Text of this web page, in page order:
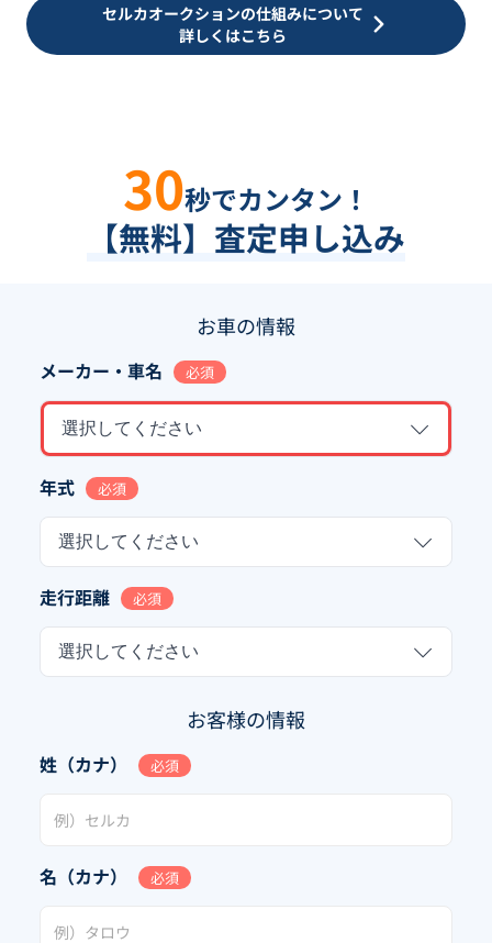
セルカオークションの仕組みについて
詳しくはこちら
30秒でカンタン！
【無料】査定申し込み
お車の情報
メーカー・車名 必須
選択してください
年式 必須
選択してください
走行距離 必須
選択してください
お客様の情報
姓（カナ） 必須
名（カナ） 必須